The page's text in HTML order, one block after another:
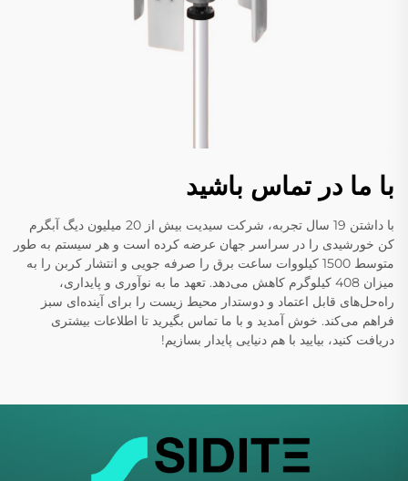
با ما در تماس باشید
با داشتن 19 سال تجربه، شرکت سیدیت بیش از 20 میلیون دیگ آبگرم
کن خورشیدی را در سراسر جهان عرضه کرده است و هر سیستم به طور
متوسط 1500 کیلووات ساعت برق را صرفه جویی و انتشار کربن را به
میزان 408 کیلوگرم کاهش می‌دهد. تعهد ما به نوآوری و پایداری،
راه‌حل‌های قابل اعتماد و دوستدار محیط زیست را برای آینده‌ای سبز
فراهم می‌کند. خوش آمدید و با ما تماس بگیرید تا اطلاعات بیشتری
دریافت کنید، بیایید با هم دنیایی پایدار بسازیم!